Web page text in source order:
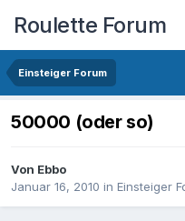
Roulette Forum
Einsteiger Forum
50000 (oder so)
Von Ebbo
Januar 16, 2010 in Einsteiger